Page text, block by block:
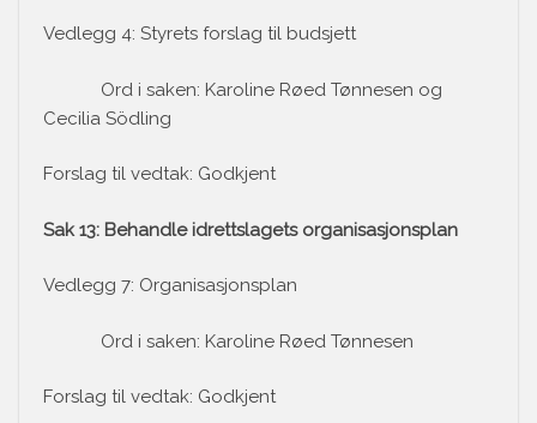
Vedlegg 4: Styrets forslag til budsjett
Ord i saken: Karoline Røed Tønnesen og
Cecilia Södling
Forslag til vedtak: Godkjent
Sak 13: Behandle idrettslagets organisasjonsplan
Vedlegg 7: Organisasjonsplan
Ord i saken: Karoline Røed Tønnesen
Forslag til vedtak: Godkjent